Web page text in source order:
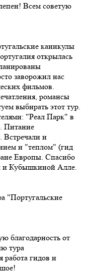
Всем советую
каникулы
открылась
заворожил нас
фильмов.
романсы
выбирать этот тур.
"Реал Парк" в
Питание
Встречали и
и "теплом" (гид
Европы. Спасибо
и Кубышкиной Алле.
"Португальские
благодарность от
тура
работа гидов и